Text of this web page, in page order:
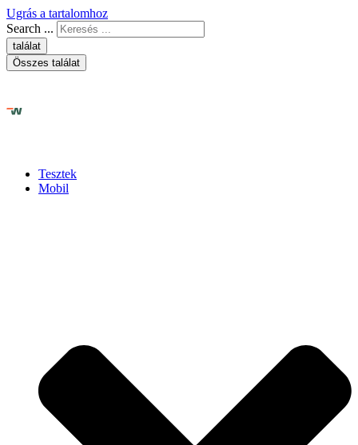
Ugrás a tartalomhoz
Search ...
találat
Összes találat
Tesztek
Mobil